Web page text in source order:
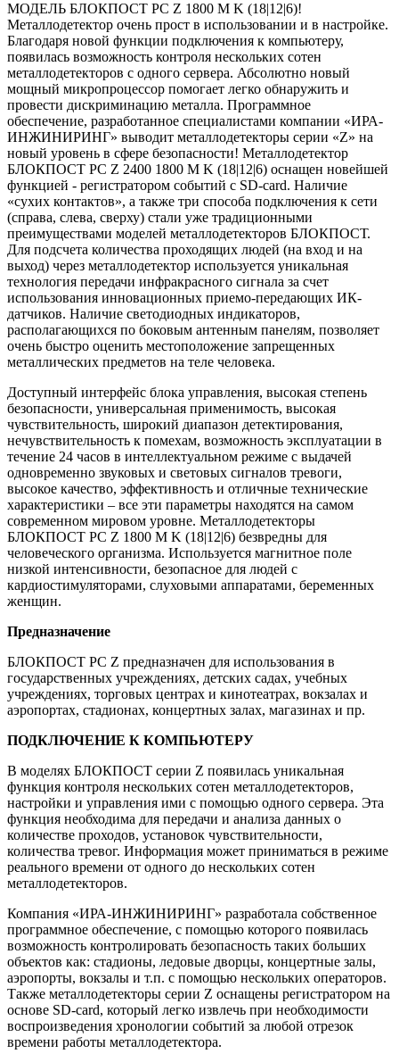
МОДЕЛЬ БЛОКПОСТ РС Z 1800 M K (18|12|6)!
Металлодетектор очень прост в использовании и в настройке.
Благодаря новой функции подключения к компьютеру,
появилась возможность контроля нескольких сотен
металлодетекторов с одного сервера. Абсолютно новый
мощный микропроцессор помогает легко обнаружить и
провести дискриминацию металла. Программное
обеспечение, разработанное специалистами компании «ИРА-
ИНЖИНИРИНГ» выводит металлодетекторы серии «Z» на
новый уровень в сфере безопасности! Металлодетектор
БЛОКПОСТ РС Z 2400 1800 M K (18|12|6) оснащен новейшей
функцией - регистратором событий с SD-card. Наличие
«сухих контактов», а также три способа подключения к сети
(справа, слева, сверху) стали уже традиционными
преимуществами моделей металлодетекторов БЛОКПОСТ.
Для подсчета количества проходящих людей (на вход и на
выход) через металлодетектор используется уникальная
технология передачи инфракрасного сигнала за счет
использования инновационных приемо-передающих ИК-
датчиков. Наличие светодиодных индикаторов,
располагающихся по боковым антенным панелям, позволяет
очень быстро оценить местоположение запрещенных
металлических предметов на теле человека.
Доступный интерфейс блока управления, высокая степень
безопасности, универсальная применимость, высокая
чувствительность, широкий диапазон детектирования,
нечувствительность к помехам, возможность эксплуатации в
течение 24 часов в интеллектуальном режиме с выдачей
одновременно звуковых и световых сигналов тревоги,
высокое качество, эффективность и отличные технические
характеристики – все эти параметры находятся на самом
современном мировом уровне. Металлодетекторы
БЛОКПОСТ РС Z 1800 M K (18|12|6) безвредны для
человеческого организма. Используется магнитное поле
низкой интенсивности, безопасное для людей с
кардиостимуляторами, слуховыми аппаратами, беременных
женщин.
Предназначение
БЛОКПОСТ РС Z предназначен для использования в
государственных учреждениях, детских садах, учебных
учреждениях, торговых центрах и кинотеатрах, вокзалах и
аэропортах, стадионах, концертных залах, магазинах и пр.
ПОДКЛЮЧЕНИЕ К КОМПЬЮТЕРУ
В моделях БЛОКПОСТ серии Z появилась уникальная
функция контроля нескольких сотен металлодетекторов,
настройки и управления ими с помощью одного сервера. Эта
функция необходима для передачи и анализа данных о
количестве проходов, установок чувствительности,
количества тревог. Информация может приниматься в режиме
реального времени от одного до нескольких сотен
металлодетекторов.
Компания «ИРА-ИНЖИНИРИНГ» разработала собственное
программное обеспечение, с помощью которого появилась
возможность контролировать безопасность таких больших
объектов как: стадионы, ледовые дворцы, концертные залы,
аэропорты, вокзалы и т.п. с помощью нескольких операторов.
Также металлодетекторы серии Z оснащены регистратором на
основе SD-card, который легко извлечь при необходимости
воспроизведения хронологии событий за любой отрезок
времени работы металлодетектора.